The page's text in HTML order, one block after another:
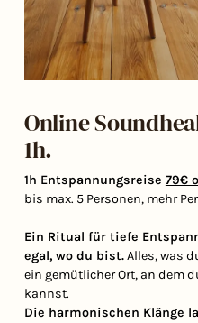
Online
1h.
1h Entspannungsreise 79€
bis max. 5 Personen, mehr
Ein Ritual für tiefe
egal, wo du bist.Alles, was
ein gemütlicher Ort, an dem
kannst.
Die harmonischen Klänge